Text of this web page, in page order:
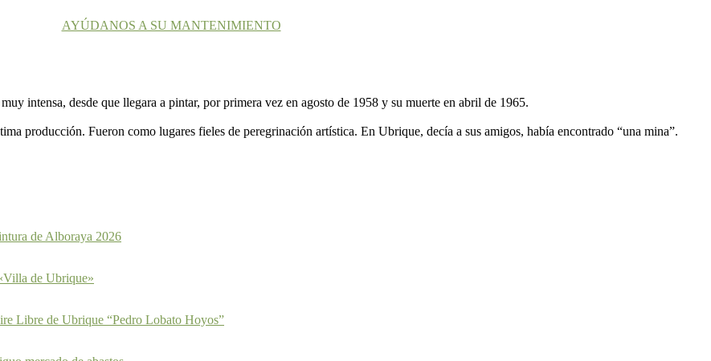
AYÚDANOS A SU MANTENIMIENTO
intensa, desde que llegara a pintar, por primera vez en agosto de 1958 y su muerte en abril de 1965.
producción. Fueron como lugares fieles de peregrinación artística. En Ubrique, decía a sus amigos, había encontrado “una mina”.
de Alboraya 2026
de Ubrique»
Libre de Ubrique “Pedro Lobato Hoyos”